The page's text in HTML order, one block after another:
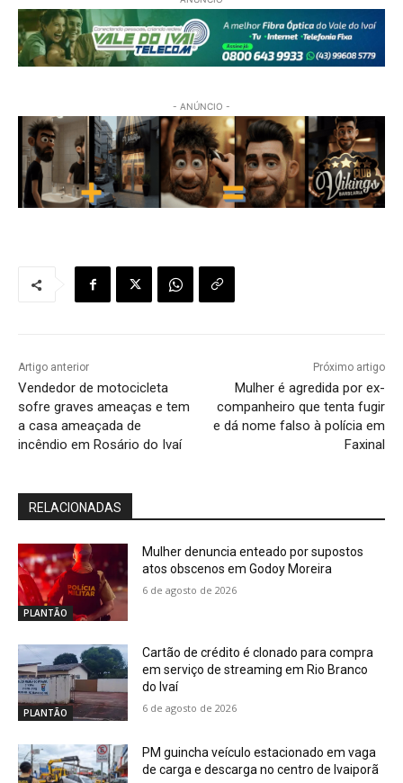
- ANÚNCIO -
Artigo anterior
Vendedor de motocicleta
sofre graves ameaças e tem
a casa ameaçada de
incêndio em Rosário do Ivaí
Próximo artigo
Mulher é agredida por ex-
companheiro que tenta fugir
e dá nome falso à polícia em
Faxinal
RELACIONADAS
PLANTÃO
Mulher denuncia enteado por supostos
atos obscenos em Godoy Moreira
6 de agosto de 2026
PLANTÃO
Cartão de crédito é clonado para compra
em serviço de streaming em Rio Branco
do Ivaí
6 de agosto de 2026
PM guincha veículo estacionado em vaga
de carga e descarga no centro de Ivaiporã